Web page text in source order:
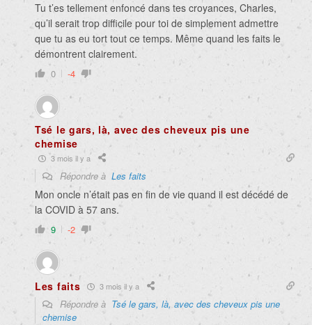
Tu t’es tellement enfoncé dans tes croyances, Charles,
qu’il serait trop difficile pour toi de simplement admettre
que tu as eu tort tout ce temps. Même quand les faits le
démontrent clairement.
0 -4
Tsé le gars, là, avec des cheveux pis une
chemise
3 mois il y a
Répondre à Les faits
Mon oncle n’était pas en fin de vie quand il est décédé de
la COVID à 57 ans.
9 -2
Les faits 3 mois il y a
Répondre à Tsé le gars, là, avec des cheveux pis une
chemise